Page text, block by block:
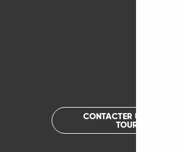
CONTACTER UN OFFICE DE
TOURISME